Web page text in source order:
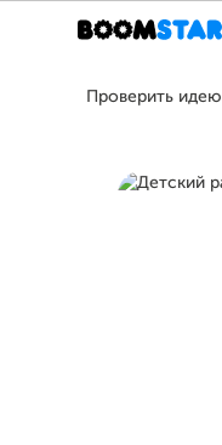
Проверить идею